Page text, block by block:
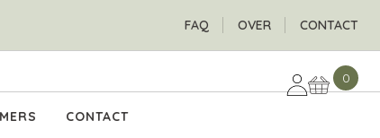
FAQ OVER CONTACT
CONTACT
0